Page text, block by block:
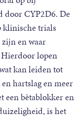
door CYP2D6. De
klinische trials
en waar
Hierdoor lopen
kan leiden tot
hartslag en meer
een bètablokker en
is het